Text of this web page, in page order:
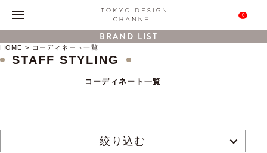
0
BRAND LIST
HOME コーディネート一覧
STAFF STYLING
コーディネート一覧
絞り込む